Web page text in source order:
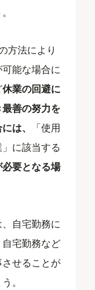
方法により
能な場合に
休業の回避に
善の努力を
は、
「使用
に該当する
要となる場
自宅勤務に
宅勤務など
せることが
。